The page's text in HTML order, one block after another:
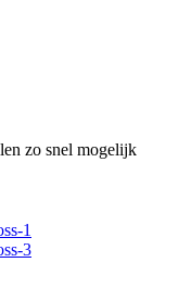
zo snel mogelijk